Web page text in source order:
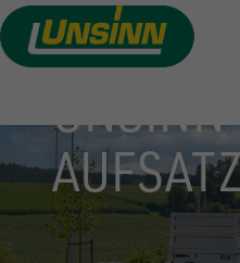
Direkt
zum
InhaltUNSINN